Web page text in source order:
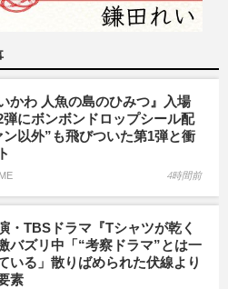
かわ 人魚の島のひみつ』入場
弾にボンボンドロップシール配
以外”も飛びついた第1弾と衝
4時間前
・TBSドラマ『Tシャツが乾く
バズリ中「“考察ドラマ”とは一
いる」散りばめられた伏線より
素